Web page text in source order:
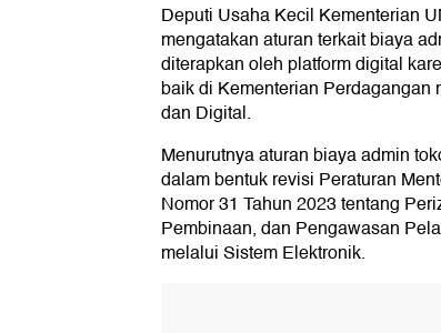
Deputi Usaha Kecil Kementerian
mengatakan aturan terkait biaya
diterapkan oleh platform digital
baik di Kementerian
dan Digital.
Menurutnya aturan biaya admin
dalam bentuk revisi Peraturan
Nomor 31 Tahun 2023 tentang
Pembinaan, dan Pengawasan
melalui Sistem Elektronik.